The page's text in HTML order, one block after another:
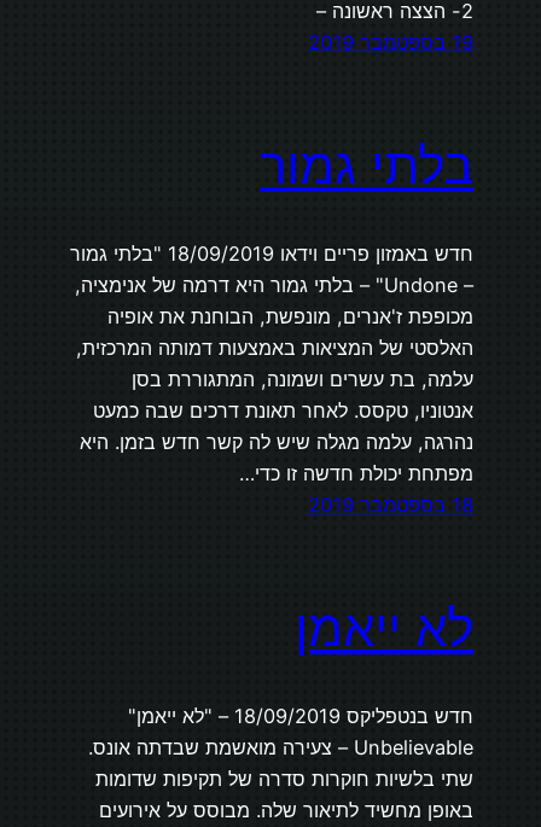
2- הצצה ראשונה –
19 בספטמבר 2019
בלתי גמור
חדש באמזון פריים וידאו 18/09/2019 "בלתי גמור
– Undone" – בלתי גמור היא דרמה של אנימציה,
מכופפת ז'אנרים, מונפשת, הבוחנת את אופיה
האלסטי של המציאות באמצעות דמותה המרכזית,
עלמה, בת עשרים ושמונה, המתגוררת בסן
אנטוניו, טקסס. לאחר תאונת דרכים שבה כמעט
נהרגה, עלמה מגלה שיש לה קשר חדש בזמן. היא
מפתחת יכולת חדשה זו כדי…
18 בספטמבר 2019
לא ייאמן
חדש בנטפליקס 18/09/2019 – "לא ייאמן"
Unbelievable – צעירה מואשמת שבדתה אונס.
שתי בלשיות חוקרות סדרה של תקיפות שדומות
באופן מחשיד לתיאור שלה. מבוסס על אירועים